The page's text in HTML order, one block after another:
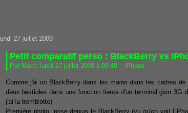
lundi 27 juillet 2009
Petit comparatif perso : BlackBerry vs
Par Mattt, lundi 27 juillet 2009 à 09:48 :: iPhone
Comme j'ai un BlackBerry dans les mains dans les cadres
deux bestioles dans une fonction tierce d'un terminal gsm 3G
j'ai la tremblotte)
Première photo, prise depuis le BlackBerry (vu qu'on voit